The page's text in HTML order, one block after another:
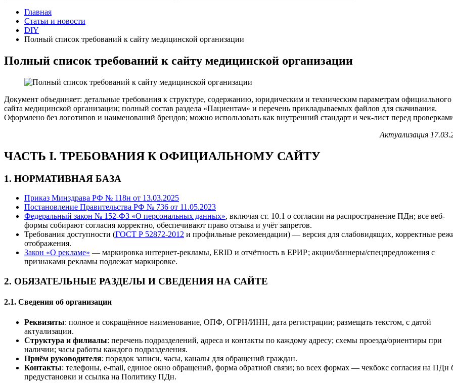
Главная
Статьи и новости
DIY
Полный список требований к сайту медицинской организации
Полный список требований к сайту медицинской организации
Документ объединяет: детальные требования к структуре, содержанию, юридическим и техническим параметрам официального
сайта медицинской организации; полный состав раздела «Пациентам» и перечень прикладываемых файлов для скачивания.
Оформлено без логотипов и наименований брендов; можно использовать как внутренний стандарт и чек-лист перед
Актуализация
ЧАСТЬ I. ТРЕБОВАНИЯ К ОФИЦИАЛЬНОМУ САЙТУ
1. НОРМАТИВНАЯ БАЗА
Приказ Минздрава РФ № 118н от 13.03.2025
Постановление Правительства РФ № 736 от 11.05.2023
Федеральный закон № 152-ФЗ «О персональных данных», включая ст. 10.1 о согласии на распространение ПДн; все веб-
формы собирают согласия корректно, обеспечивают право отзыва и учёт запретов.
Требования доступности (ГОСТ Р 52872-2012 и профильные рекомендации) — версия для слабовидящих, корректные
отображения.
Закон «О рекламе» — маркировка интернет-рекламы, ERID и отчётность в ЕРИР; акции/баннеры/спецпредложения с
признаками рекламы подлежат маркировке.
2. ОБЯЗАТЕЛЬНЫЕ РАЗДЕЛЫ И СВЕДЕНИЯ НА САЙТЕ
2.1. Сведения об организации
Реквизиты: полное и сокращённое наименование, ОПФ, ОГРН/ИНН, дата регистрации; размещать текстом, с датой
актуализации.
Структура и филиалы: перечень подразделений, адреса и контакты по каждому адресу; схемы проезда/ориентиры при
наличии; часы работы каждого подразделения.
Приём руководителя: порядок записи, часы, каналы для обращений граждан.
Контакты: телефоны, e-mail, единое окно обращений, форма обратной связи; во всех формах — чекбокс согласия на ПДн
предустановки и ссылка на Политику ПДн.